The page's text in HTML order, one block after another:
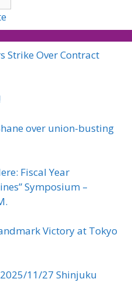
Strike Over Contract
over union-busting
Fiscal Year
Symposium –
Victory at Tokyo
11/27 Shinjuku